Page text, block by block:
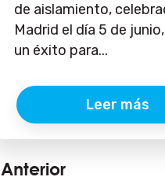
de aislamiento,
Madrid el día 5 de
un éxito para...
Leer más
Ant
Anterior